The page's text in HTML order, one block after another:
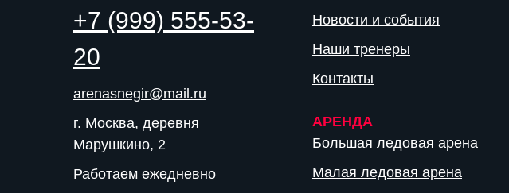
+7 (999) 555-53-
20
arenasnegir@mail.ru
г. Москва, деревня
Марушкино, 2
Работаем ежедневно
Новости и события
Наши тренеры
Контакты
АРЕНДА
Большая ледовая арена
Малая ледовая арена